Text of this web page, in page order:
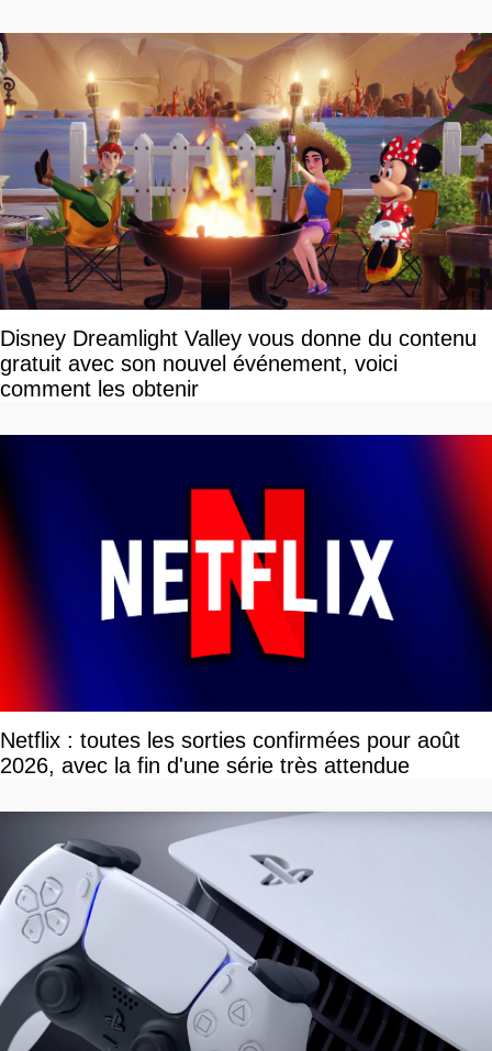
Disney Dreamlight Valley vous donne du contenu
gratuit avec son nouvel événement, voici
comment les obtenir
Netflix : toutes les sorties confirmées pour août
2026, avec la fin d'une série très attendue